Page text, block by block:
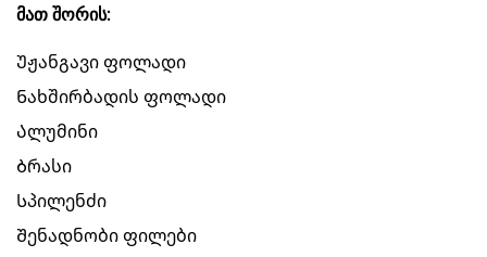
მათ შორის:
Უჟანგავი ფოლადი
Ნახშირბადის ფოლადი
Ალუმინი
Ბრასი
Სპილენძი
Შენადნობი ფილები